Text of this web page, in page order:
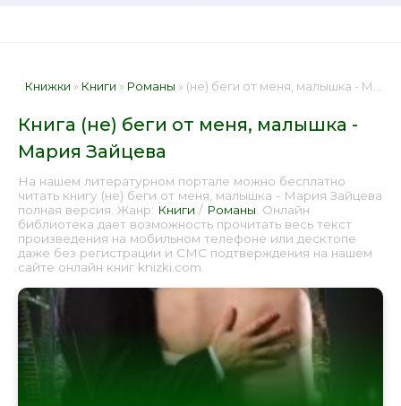
Книжки » Книги » Романы » (не) беги от меня, малышка - Мария Зайцева 📕 - Книга онлайн бесплатно
Книга (не) беги от меня, малышка -
Мария Зайцева
На нашем литературном портале можно бесплатно
читать книгу (не) беги от меня, малышка - Мария Зайцева
полная версия. Жанр: Книги / Романы . Онлайн
библиотека дает возможность прочитать весь текст
произведения на мобильном телефоне или десктопе
даже без регистрации и СМС подтверждения на нашем
сайте онлайн книг knizki.com.